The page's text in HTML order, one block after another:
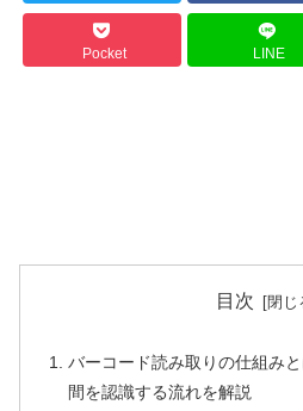
Pocket LINE
目次
バーコード読み取りの仕組み
間を認識する流れを解説